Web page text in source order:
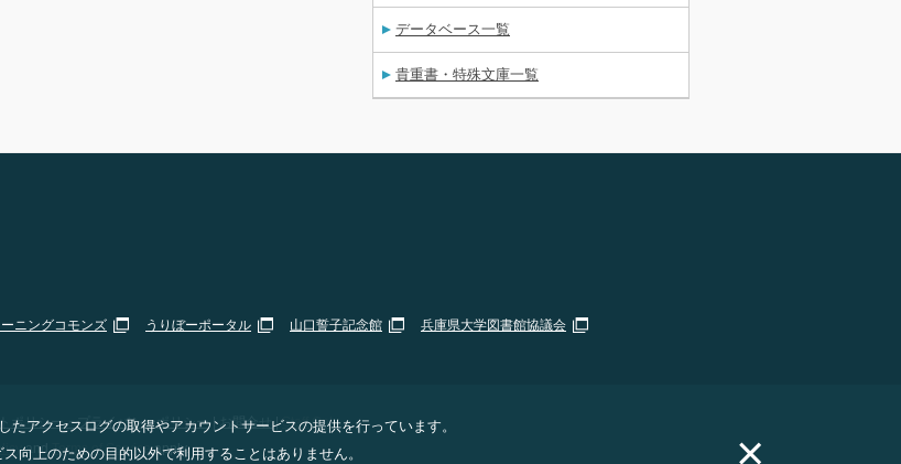
データベース一覧
貴重書・特殊文庫一覧
ニングコモンズ うりぼーポータル 山口誓子記念館
兵庫県大学図書館協議会
ポリシー・プライバシーポリシー| お問合せ |Staff Only
andTerms of Serviceapply.
アクセスログの取得やアカウントサービスの提供を行っています。
向上のための目的以外で利用することはありません。